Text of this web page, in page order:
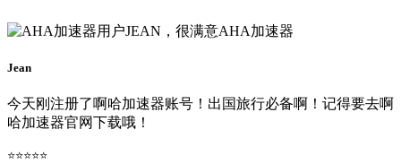
Jean
今天刚注册了啊哈加速器账号！出国旅行必备啊！记得要去啊
哈加速器官网下载哦！
⭐⭐⭐⭐⭐